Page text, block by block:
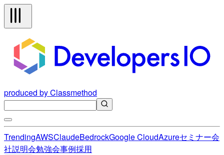
produced by Classmethod
TrendingAWSClaudeBedrockGoogle CloudAzureセミナー会
社説明会勉強会事例採用